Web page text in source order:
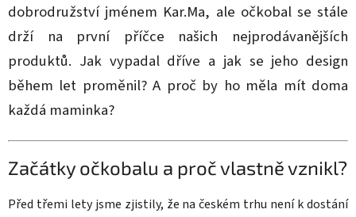
dobrodružství jménem Kar.Ma, ale očkobal se stále
drží na první příčce našich nejprodávanějších
produktů. Jak vypadal dříve a jak se jeho design
během let proměnil? A proč by ho měla mít doma
každá maminka?
Začátky očkobalu a proč vlastně vznikl?
Před třemi lety jsme zjistily, že na českém trhu není k dostání